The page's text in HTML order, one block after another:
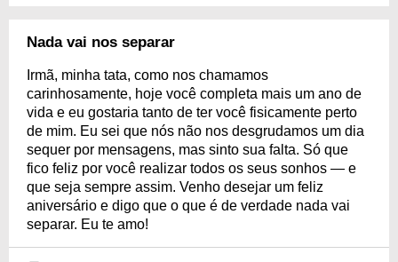
Nada vai nos separar
Irmã, minha tata, como nos chamamos
carinhosamente, hoje você completa mais um ano de
vida e eu gostaria tanto de ter você fisicamente perto
de mim. Eu sei que nós não nos desgrudamos um dia
sequer por mensagens, mas sinto sua falta. Só que
fico feliz por você realizar todos os seus sonhos — e
que seja sempre assim. Venho desejar um feliz
aniversário e digo que o que é de verdade nada vai
separar. Eu te amo!